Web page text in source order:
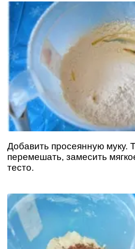
Добавить просеянную муку.
перемешать, замесить
тесто.